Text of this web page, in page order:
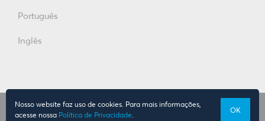
Português
Inglês
© Copyright 2026. Dias Carneiro Advogados. All rights reserved.
Nosso website faz uso de cookies. Para mais informações,
acesse nossa Política de Privacidade.
OK